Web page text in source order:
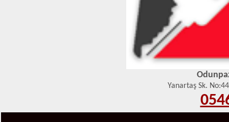
Yanartaş Sk.